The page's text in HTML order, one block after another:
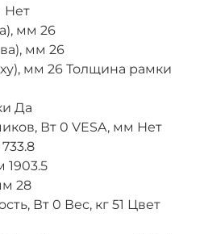
Нет
мм 26
мм 26
мм 26 Толщина рамки
Да
Вт 0 VESA, мм Нет
1903.5
28
Вт 0 Вес, кг 51 Цвет